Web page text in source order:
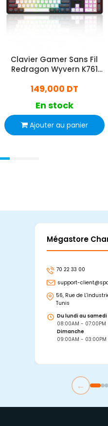
Clavier Gamer Sans Fil
Redragon Wyvern K761
149,000 DT
En stock
Ajouter au panier
Mégastore
70 22 33 00
support-
56, Rue de
Tunis
Du lundi au samedi
08:00AM - 07:00PM
Dimanche
09:00AM - 03:00PM
←